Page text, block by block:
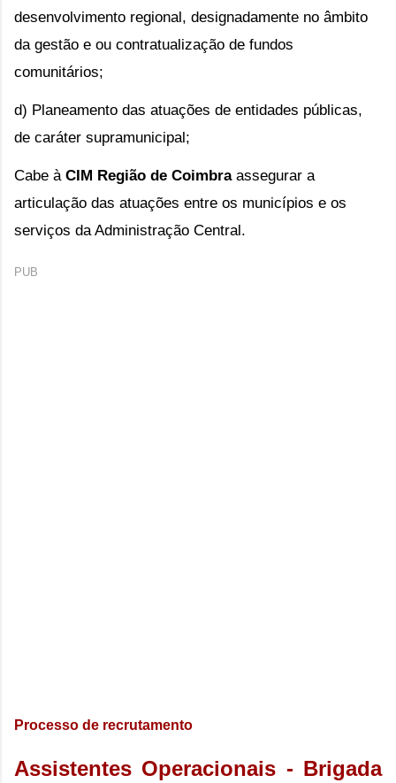
desenvolvimento regional, designadamente no âmbito
da gestão e ou contratualização de fundos
comunitários;
d) Planeamento das atuações de entidades públicas,
de caráter supramunicipal;
Cabe à CIM Região de Coimbraassegurar a
articulação das atuações entre os municípios e os
serviços da Administração Central.
PUB
Processo de recrutamento
Assistentes Operacionais - Brigada